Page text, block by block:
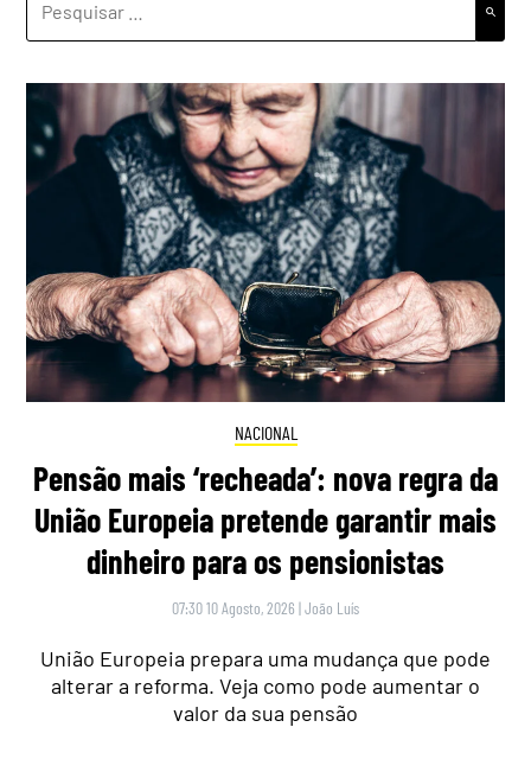
NACIONAL
Pensão mais ‘recheada’: nova regra da
União Europeia pretende garantir mais
dinheiro para os pensionistas
07:30 10 Agosto, 2026 |João Luís
União Europeia prepara uma mudança que pode
alterar a reforma. Veja como pode aumentar o
valor da sua pensão